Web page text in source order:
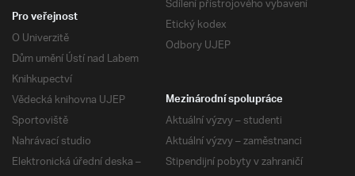
Etický kodex
Odbory UJEP
Pro veřejnost
O Univerzitě
Dům umění Ústí nad Labem
Knihkupectví
Vědecká knihovna UJEP
Sportoviště
Nahrávací studio
Elektronická úřední deska –
Mezinárodní spolupráce
Aktuální výzvy – studenti
Aktuální výzvy – zaměstnanci
Stipendijní pobyty v zahraničí